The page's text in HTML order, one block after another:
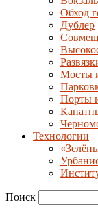
Обход
Дублер
Мосты
Порты
Технологии
Поиск